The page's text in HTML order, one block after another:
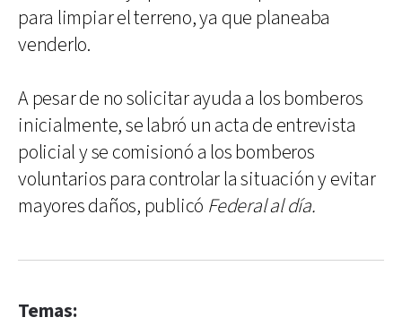
para limpiar el terreno, ya que planeaba
venderlo.
A pesar de no solicitar ayuda a los bomberos
inicialmente, se labró un acta de entrevista
policial y se comisionó a los bomberos
voluntarios para controlar la situación y evitar
mayores daños, publicó Federal al día.
Temas: